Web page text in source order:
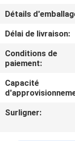
NOUS
NOUVELLES
DEMANDEZ
Détails
Délai de livraison:
Conditions de
paiement:
Capacité
Surligner: